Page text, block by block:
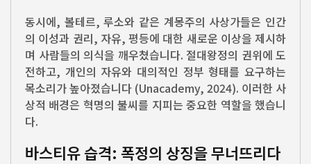
동시에, 볼테르, 루소와 같은 계몽주의 사상가들은 인간
의 이성과 권리, 자유, 평등에 대한 새로운 이상을 제시하
며 사람들의 의식을 깨우쳤습니다. 절대왕정의 권위에 도
전하고, 개인의 자유와 대의적인 정부 형태를 요구하는
목소리가 높아졌습니다 (Unacademy, 2024). 이러한 사
상적 배경은 혁명의 불씨를 지피는 중요한 역할을 했습니
다.
바스티유 습격: 폭정의 상징을 무너뜨리다